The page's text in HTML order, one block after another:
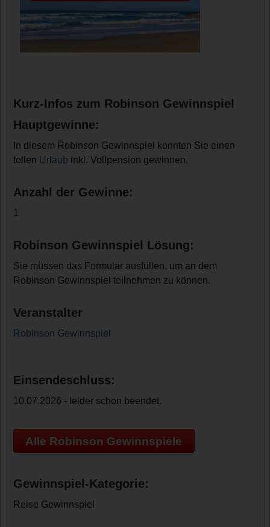
Kurz-Infos zum Robinson Gewinnspiel
Hauptgewinne:
In diesem Robinson Gewinnspiel konnten Sie einen
tollen Urlaub inkl. Vollpension gewinnen.
Anzahl der Gewinne:
1
Robinson Gewinnspiel Lösung:
Sie müssen das Formular ausfüllen, um an dem
Robinson Gewinnspiel teilnehmen zu können.
Veranstalter
Robinson Gewinnspiel
Einsendeschluss:
10.07.2026 - leider schon beendet.
Alle Robinson Gewinnspiele
Gewinnspiel-Kategorie:
Reise Gewinnspiel